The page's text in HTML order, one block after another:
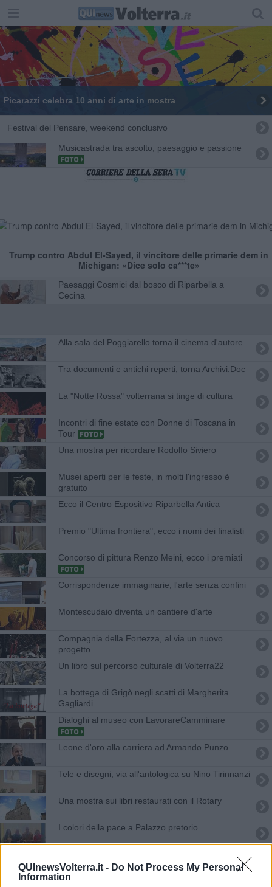
QUInewsVolterra.it - Do Not Process My Personal
Information
Picarazzi celebra 10 anni di arte in mostra
Festival del Pensare, weekend conclusivo
Musicastrada tra ascolto, paesaggio e passione
Trump contro Abdul El-Sayed, il vincitore delle primarie dem in
Michigan: «Dice solo ca***te»
Paesaggi Cosmici dal bosco di Riparbella a
Cecina
Alla sala del Poggiarello torna il cinema d'autore
Tra documenti e antichi reperti, torna Archivi.Doc
La "Notte Rossa" volterrana si tinge di cultura
Incontri di fine estate con Donne di Toscana in
Tour
Una mostra per ricordare Rodolfo Siviero
Musei aperti per le feste, in molti l'ingresso è
gratuito
Ecco il Centro Espositivo Riparbella Antica
Premio "Ultima frontiera", ecco i nomi dei finalisti
Concorso di pittura Renzo Meini, ecco i premiati
Corrispondenze immaginarie, l'arte senza confini
Montescudaio diventa un cantiere d'arte
Compagnia della Fortezza, al via un nuovo
progetto
Un libro sul percorso culturale di Volterra22
La bottega di Grigò negli scatti di Margherita
Gagliardi
Dialoghi al museo con LavorareCamminare
Leone d'oro alla carriera ad Armando Punzo
Tele e disegni, via all'antologica su Nino Tirinnanzi
Una mostra sui libri restaurati con il Rotary
I colori della pace a Palazzo pretorio
I volti in attesa si colorano di speranza